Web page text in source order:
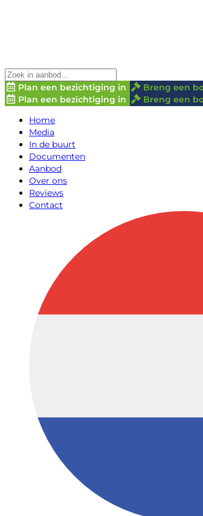
Plan een bezichtiging in Breng een
Plan een bezichtiging in
Breng een
Home
Media
In de buurt
Documenten
Aanbod
Over ons
Reviews
Contact